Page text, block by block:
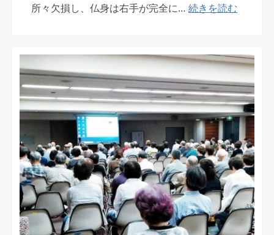
所々欠損し、仏身は右手が完全に…続きを読む